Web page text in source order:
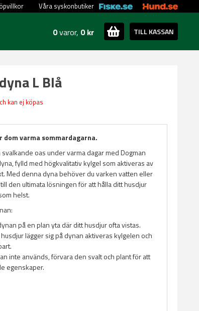
Våra syskonbutiker
0varor, 0 kr TILL KASSAN
L Blå
kan ej köpas
dom varma sommardagarna.
oas under varma dagar med Dogman
fylld med högkvalitativ kylgel som aktiveras av
Med denna dyna behöver du varken vatten eller
den ultimata lösningen för att hålla ditt husdjur
helst.
på en plan yta där ditt husdjur ofta vistas.
lägger sig på dynan aktiveras kylgelen och
inte används, förvara den svalt och plant för att
egenskaper.